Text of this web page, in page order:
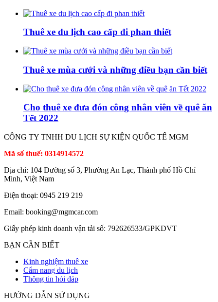
Thuê xe du lịch cao cấp đi phan thiết
Thuê xe mùa cưới và những điều bạn cần biết
Cho thuê xe đưa đón công nhân viên về quê ăn
Tết 2022
CÔNG TY TNHH DU LỊCH SỰ KIỆN QUỐC TẾ MGM
Mã số thuế: 0314914572
Địa chỉ: 104 Đường số 3, Phường An Lạc, Thành phố Hồ Chí
Minh, Việt Nam
Điện thoại: 0945 219 219
Email: booking@mgmcar.com
Giấy phép kinh doanh vận tải số: 792626533/GPKDVT
BẠN CẦN BIẾT
Kinh nghiệm thuê xe
Cẩm nang du lịch
Thông tin hỏi đáp
HƯỚNG DẪN SỬ DỤNG